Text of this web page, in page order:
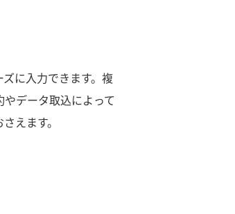
に入力できます。複
データ取込によって
えます。